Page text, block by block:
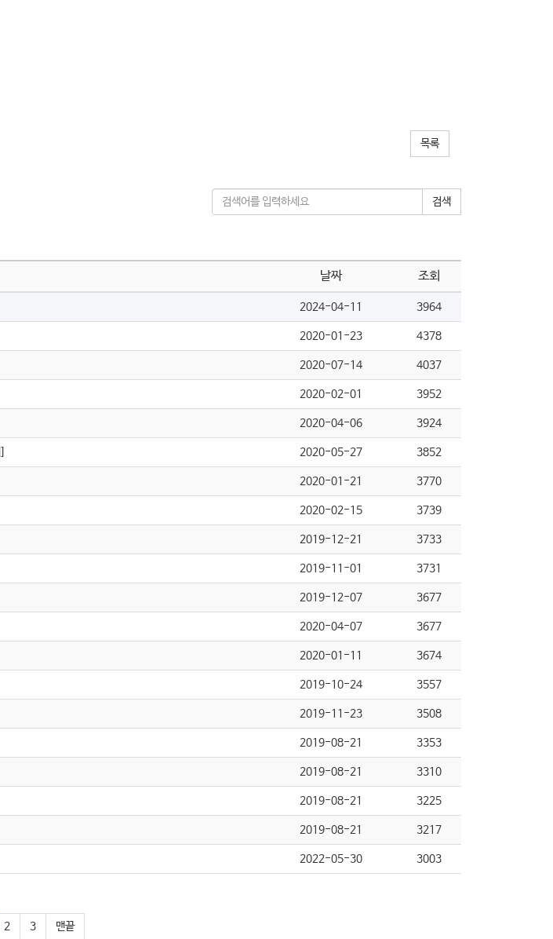
목록
검색
날짜 조회
2024-04-11 3964
2020-01-23 4378
2020-07-14 4037
2020-02-01 3952
2020-04-06 3924
2020-05-27 3852
2020-01-21 3770
2020-02-15 3739
2019-12-21 3733
2019-11-01 3731
2019-12-07 3677
2020-04-07 3677
2020-01-11 3674
2019-10-24 3557
2019-11-23 3508
2019-08-21 3353
2019-08-21 3310
2019-08-21 3225
2019-08-21 3217
2022-05-30 3003
2 3 맨끝